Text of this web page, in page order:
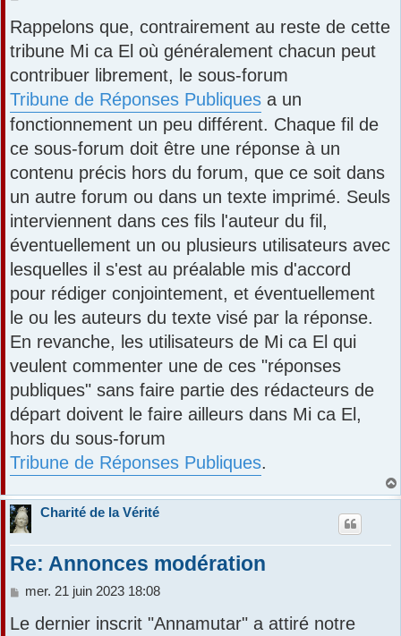
s
s
a
g
e
Rappelons que, contrairement au reste de cette
tribune Mi ca El où généralement chacun peut
contribuer librement, le sous-forum
Tribune de Réponses Publiques a un
fonctionnement un peu différent. Chaque fil de
ce sous-forum doit être une réponse à un
contenu précis hors du forum, que ce soit dans
un autre forum ou dans un texte imprimé. Seuls
interviennent dans ces fils l'auteur du fil,
éventuellement un ou plusieurs utilisateurs avec
lesquelles il s'est au préalable mis d'accord
pour rédiger conjointement, et éventuellement
le ou les auteurs du texte visé par la réponse.
En revanche, les utilisateurs de Mi ca El qui
veulent commenter une de ces "réponses
publiques" sans faire partie des rédacteurs de
départ doivent le faire ailleurs dans Mi ca El,
hors du sous-forum
Tribune de Réponses Publiques.
Charité de la Vérité
Re: Annonces modération
M
s
mer. 21 juin 2023 18:08
Le dernier inscrit "Annamutar" a attiré notre